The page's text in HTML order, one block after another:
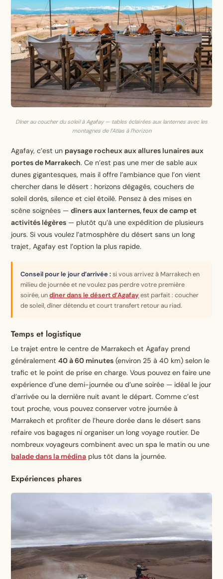
Dîner au coucher du soleil à Agafay — tables éclairées aux lanternes avec les
montagnes de l’Atlas à l’horizon
Agafay, c’est un paysage rocheux aux allures lunaires aux
portes de Marrakech. Ce n’est pas une mer de sable aux
dunes gigantesques, mais il offre l’ambiance que l’on vient
chercher dans le désert : horizons dégagés, couchers de
soleil dorés, silence et ciel étoilé. Pensez à des mises en
scène soignées —dîners aux lanternes, feux de camp et
activités légères — plutôt qu’à une expédition de plusieurs
jours. Si vous voulez l’atmosphère du désert sans un long
trajet, Agafay est l’option la plus rapide.
Conseil pour le jour d’arrivée :si vous arrivez à Marrakech en
milieu de journée et ne voulez pas perdre votre première
soirée, undîner dans le désert d’Agafay est parfait : coucher
de soleil, dîner détendu et court transfert retour au riad.
Temps et logistique
Le trajet entre le centre de Marrakech et Agafay prend
généralement40 à 60 minutes (environ 25 à 40 km) selon le
trafic et le point de prise en charge. Vous pouvez en faire une
expérience d’une demi-journée ou d’une soirée — idéal le jour
d’arrivée ou la dernière nuit avant le départ. Comme c’est
tout proche, vous pouvez conserver votre journée à
Marrakech et profiter de l’heure dorée dans le désert sans
refaire vos bagages ni organiser un long voyage routier. De
nombreux voyageurs combinent avec un spa le matin ou une
balade dans la médina plus tôt dans la journée.
Expériences phares